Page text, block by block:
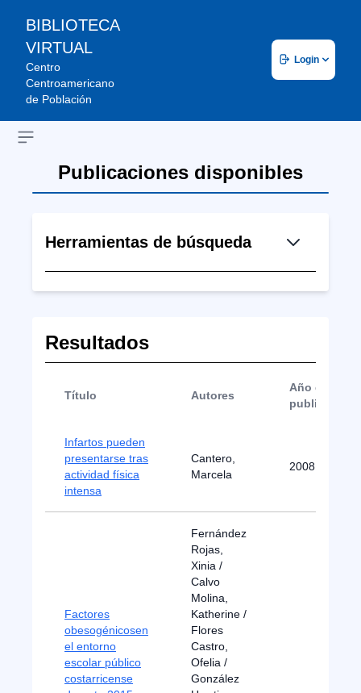
BIBLIOTECA
VIRTUAL
Centro
Centroamericano
de Población
Login
Open sidebar
Publicaciones disponibles
Herramientas de búsqueda
Resultados
Título Autores
Año de
publicación
Infartos pueden
presentarse tras
actividad física
intensa
Cantero,
Marcela
2008
Factores
obesogénicosen
el entorno
escolar público
costarricense
Fernández
Rojas,
Xinia /
Calvo
Molina,
Katherine /
Flores
Castro,
Ofelia /
González